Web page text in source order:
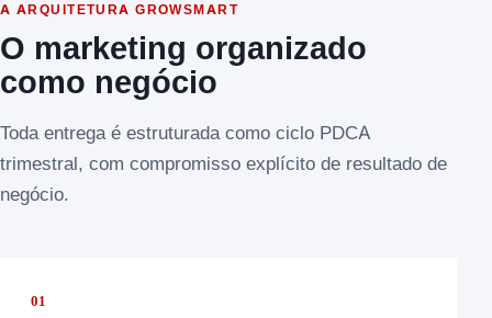
A ARQUITETURA GROWSMART
O marketing organizado
como negócio
Toda entrega é estruturada como ciclo PDCA
trimestral, com compromisso explícito de resultado de
negócio.
01